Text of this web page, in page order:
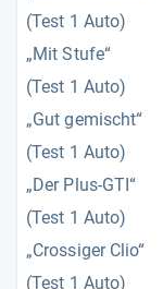
(Test 1 Auto)
„Mit Stufe“
(Test 1 Auto)
„Gut gemischt“
(Test 1 Auto)
„Der Plus-GTI“
(Test 1 Auto)
„Crossiger Clio“
(Test 1 Auto)